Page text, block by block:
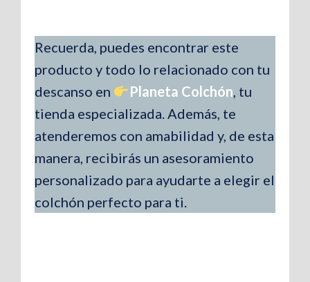
Recuerda, puedes encontrar este
producto y todo lo relacionado con tu
descanso en
Planeta Colchón, tu
tienda especializada. Además, te
atenderemos con amabilidad y, de esta
manera, recibirás un asesoramiento
personalizado para ayudarte a elegir el
colchón perfecto para ti.